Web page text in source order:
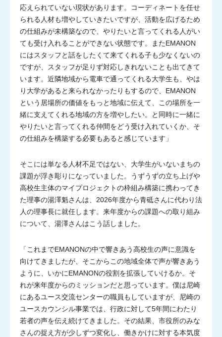
応えられていない現状があります。コーディネートを任せ
られる人材も増やしていきたいですが、活動を広げるため
の仕組みが未構築なので、やりたいと言ってくれる人がい
ても受け入れることができない状態です。またEMANON
にはスタッフと話をしたくて来てくれる子も少なくないの
ですが、スタッフが足りず対応しきれないことも出てきて
います。近隣地域から電車で通ってくれる大学生も、やは
り大学があると来られなかったりもするので、EMANON
という居場所の価値をもっと地域に伝えて、この場所を一
緒に支えてくれる地域の方を増やしたい。と同時に一緒に
やりたいと言ってくれる仲間をどう受け入れていくか、そ
の仕組みを構築する必要もあると感じています」
そこには単なる人材不足ではない、大学生がいないまちの
課題が浮き彫りになっていました。うずうずの立ち上げや
高校生主体のマイプロジェクトの枠組み構築に携わってき
た理事の湯澤魁さんは、2026年度から青砥さんに代わり法
人の理事長に就任します。来年度からの課題への取り組み
について、湯澤さんはこう話しました。
「これまでEMANONの中で響きあう高校生の声に意識を
向けてきましたが、そこからこの地域全体で声が響きあう
ように、いかにEMANONの役割を拡張していけるか。そ
れが来年度からのミッションだと思っています。僕は尼崎
にあるユース交流センターの職員もしていますが、尼崎の
ユースカウンシル事業では、行政に対して5年間にわたり
若者の声を伝え続けてきました。その結果、市役所のみな
さんの捉え方が少しずつ変化し、働きかけに対する本気度